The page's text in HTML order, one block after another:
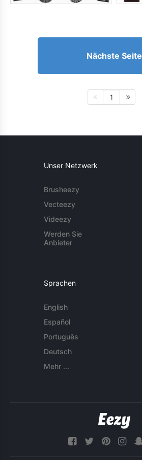
Nächste Seite
1
Unser Netzwerk
Brusheezy
Vecteezy
Videezy
Werden Sie
Anbieter
Sprachen
English
Español
Português
Deutsch
Mehr ...